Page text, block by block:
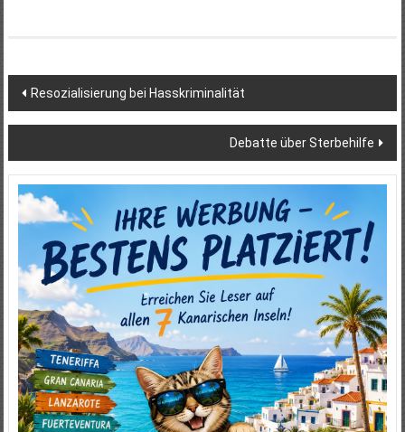
Beitragsnavigation
Resozialisierung bei Hasskriminalität
Debatte über Sterbehilfe